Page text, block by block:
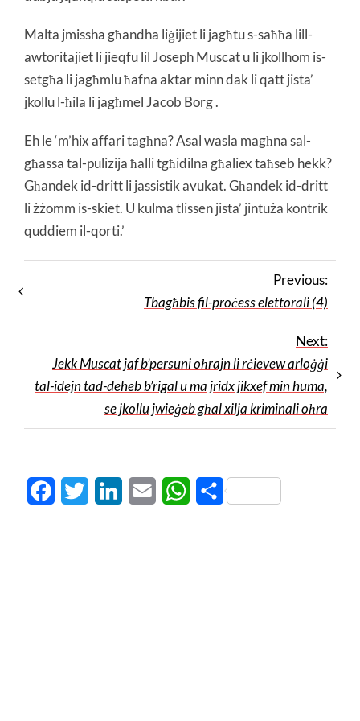
Malta jmissha għandha liġijiet li jagħtu s-saħħa lill-
awtoritajiet li jieqfu lil Joseph Muscat u li jkollhom is-
setgħa li jagħmlu ħafna aktar minn dak li qatt jista’
jkollu l-ħila li jagħmel Jacob Borg .
Eh le ‘m’hix affari tagħna? Asal wasla magħna sal-
għassa tal-pulizija ħalli tgħidilna għaliex taħseb hekk?
Għandek id-dritt li jassistik avukat. Għandek id-dritt
li żżomm is-skiet. U kulma tlissen jista’ jintuża kontrik
quddiem il-qorti.’
Previous:
Tbagħbis fil-proċess elettorali (4)
Next:
Jekk Muscat jaf b’persuni oħrajn li rċievew arloġġi
tal-idejn tad-deheb b’rigal u ma jridx jikxef min huma,
se jkollu jwieġeb għal xilja kriminali oħra
FacebookTwitter LinkedInEmail WhatsApp
Share